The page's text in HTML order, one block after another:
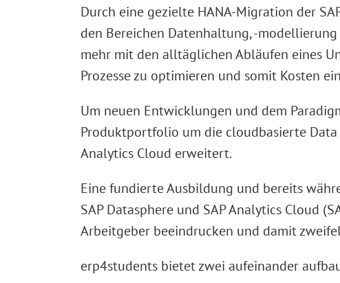
Durch eine gezielte HANA-Migration der
den Bereichen Datenhaltung, -
mehr mit den alltäglichen Abläufen eines
Prozesse zu optimieren und somit Kosten
Um neuen Entwicklungen und dem
Produktportfolio um die cloudbasierte Data
Analytics Cloud erweitert.
Eine fundierte Ausbildung und bereits
SAP Datasphere und SAP Analytics Cloud
Arbeitgeber beeindrucken und damit
erp4students bietet zwei aufeinander